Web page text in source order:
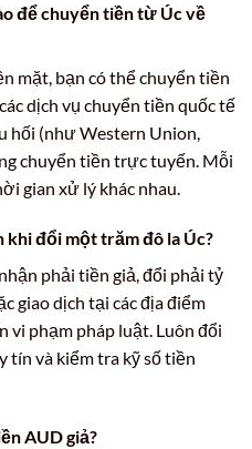
để chuyển tiền từ Úc về
mặt, bạn có thể chuyển tiền
dịch vụ chuyển tiền quốc tế
hối (như Western Union,
chuyển tiền trực tuyến. Mỗi
gian xử lý khác nhau.
khi đổi một trăm đô la Úc?
phải tiền giả, đổi phải tỷ
giao dịch tại các địa điểm
vi phạm pháp luật. Luôn đổi
tín và kiểm tra kỹ số tiền
AUDgiả?